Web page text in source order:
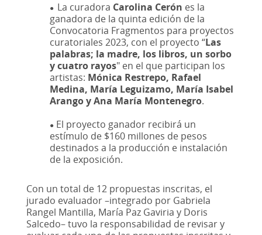
● La curadora Carolina Cerón es la
ganadora de la quinta edición de la
Convocatoria Fragmentos para proyectos
curatoriales 2023, con el proyecto “Las
palabras; la madre, los libros, un sorbo
y cuatro rayos" en el que participan los
artistas: Mónica Restrepo, Rafael
Medina, María Leguizamo, María Isabel
Arango y Ana María Montenegro.
●El proyecto ganador recibirá un
estímulo de $160 millones de pesos
destinados a la producción e instalación
de la exposición.
Con un total de 12 propuestas inscritas, el
jurado evaluador –integrado por Gabriela
Rangel Mantilla, María Paz Gaviria y Doris
Salcedo– tuvo la responsabilidad de revisar y